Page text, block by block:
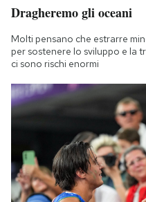
Area Personale
Notifiche mobile
Regala il Post
Esci
Dragheremo gli oceani
Molti pensano che estrarre
per sostenere lo sviluppo e la
ci sono rischi enormi